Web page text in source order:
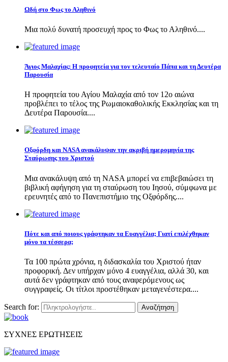
Ωδή στο Φως το Αληθινό
Μια πολύ δυνατή προσευχή προς το Φως το Αληθινό....
Άγιος Μαλαχίας: Η προφητεία για τον τελευταίο Πάπα και τη Δευτέρα
Παρουσία
Η προφητεία του Αγίου Μαλαχία από τον 12ο αιώνα
προβλέπει το τέλος της Ρωμαιοκαθολικής Εκκλησίας και τη
Δευτέρα Παρουσία....
Οξφόρδη και NASA ανακάλυψαν την ακριβή ημερομηνία της
Σταύρωσης του Χριστού
Μια ανακάλυψη από τη NASA μπορεί να επιβεβαιώσει τη
βιβλική αφήγηση για τη σταύρωση του Ιησού, σύμφωνα με
ερευνητές από το Πανεπιστήμιο της Οξφόρδης....
Πότε και από ποιους γράφτηκαν τα Ευαγγέλια; Γιατί επιλέχθηκαν
μόνο τα τέσσερα;
Τα 100 πρώτα χρόνια, η διδασκαλία του Χριστού ήταν
προφορική. Δεν υπήρχαν μόνο 4 ευαγγέλια, αλλά 30, και
αυτά δεν γράφτηκαν από τους αναφερόμενους ως
συγγραφείς. Οι τίτλοι προστέθηκαν μεταγενέστερα....
Search for: Αναζήτηση
ΣΥΧΝΕΣ ΕΡΩΤΗΣΕΙΣ